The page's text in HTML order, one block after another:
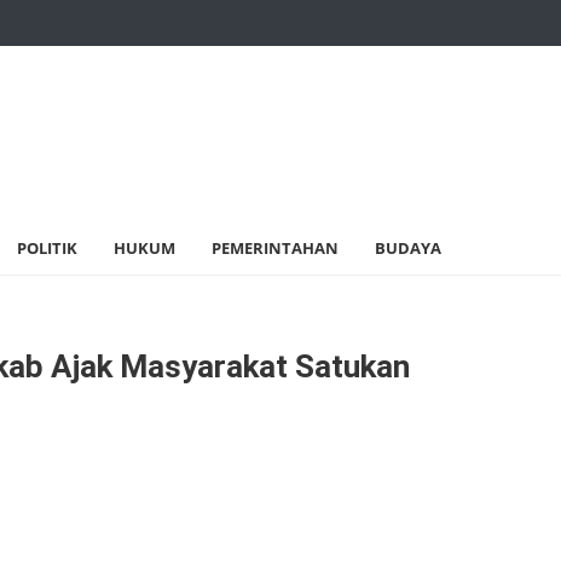
POLITIK HUKUM PEMERINTAHAN BUDAYA
Ajak Masyarakat Satukan